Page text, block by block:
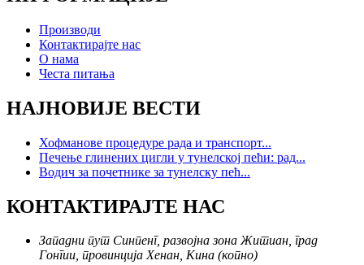
Производи
Контактирајте нас
О нама
Честа питања
НАЈНОВИЈЕ ВЕСТИ
Хофманове процедуре рада и транспорт...
Печење глинених цигли у тунелској пећи: рад...
Водич за почетнике за тунелску пећ...
КОНТАКТИРАЈТЕ НАС
Западни пут Синпенг, развојна зона Житиан, град
Гонгии, провинција Хенан, Кина (копно)